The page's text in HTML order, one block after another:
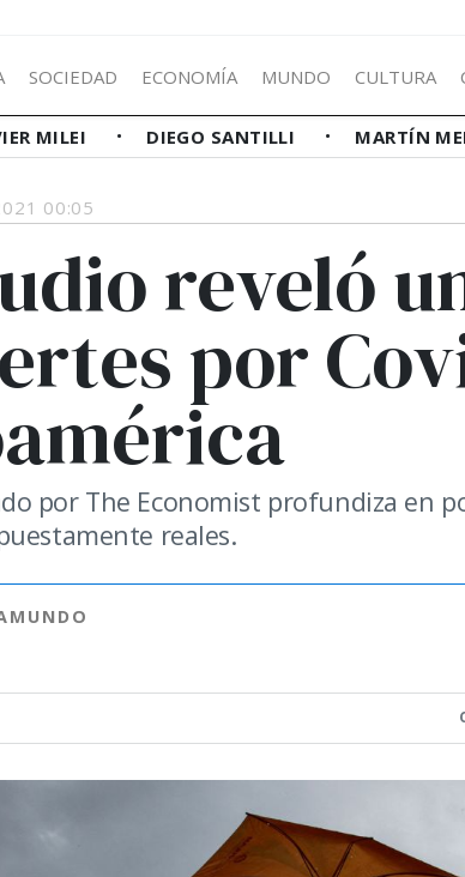
SOCIEDAD ECONOMÍA MUNDO CULTURA
MILEI DIEGO SANTILLI MARTÍN
00:05
reveló
por
por The Economist profundiza en
reales.